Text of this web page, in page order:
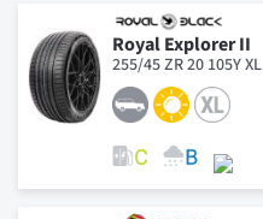
Royal Explorer II
255/45 ZR 20 105Y XL